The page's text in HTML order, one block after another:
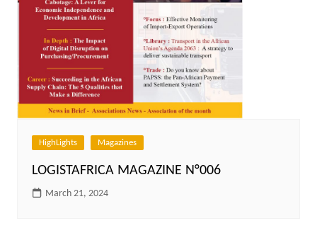
HighLights Magazines
LOGISTAFRICA MAGAZINE N°006
March 21, 2024